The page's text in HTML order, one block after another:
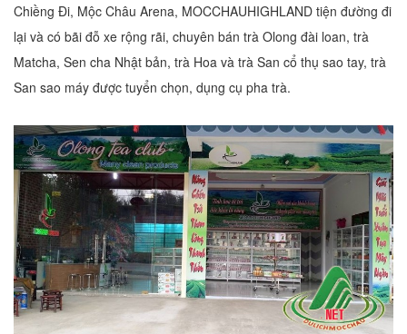
Chiềng Đi, Mộc Châu Arena, MOCCHAUHIGHLAND tiện đường đi
lại và có bãi đỗ xe rộng rãi, chuyên bán trà Olong đài loan, trà
Matcha, Sen cha Nhật bản, trà Hoa và trà San cổ thụ sao tay, trà
San sao máy được tuyển chọn, dụng cụ pha trà.